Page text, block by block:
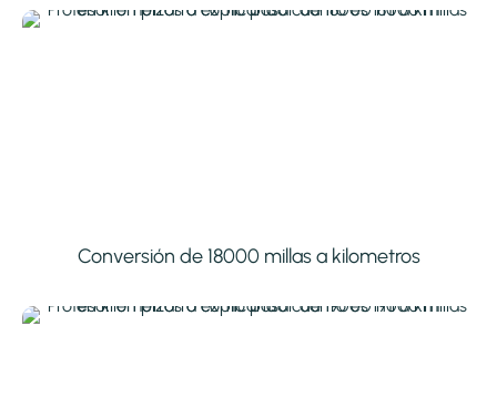
Conversión de 18000 millas a kilometros